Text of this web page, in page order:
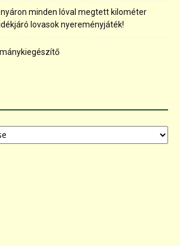
nyáron minden lóval megtett kilométer
lovasok nyereményjáték!